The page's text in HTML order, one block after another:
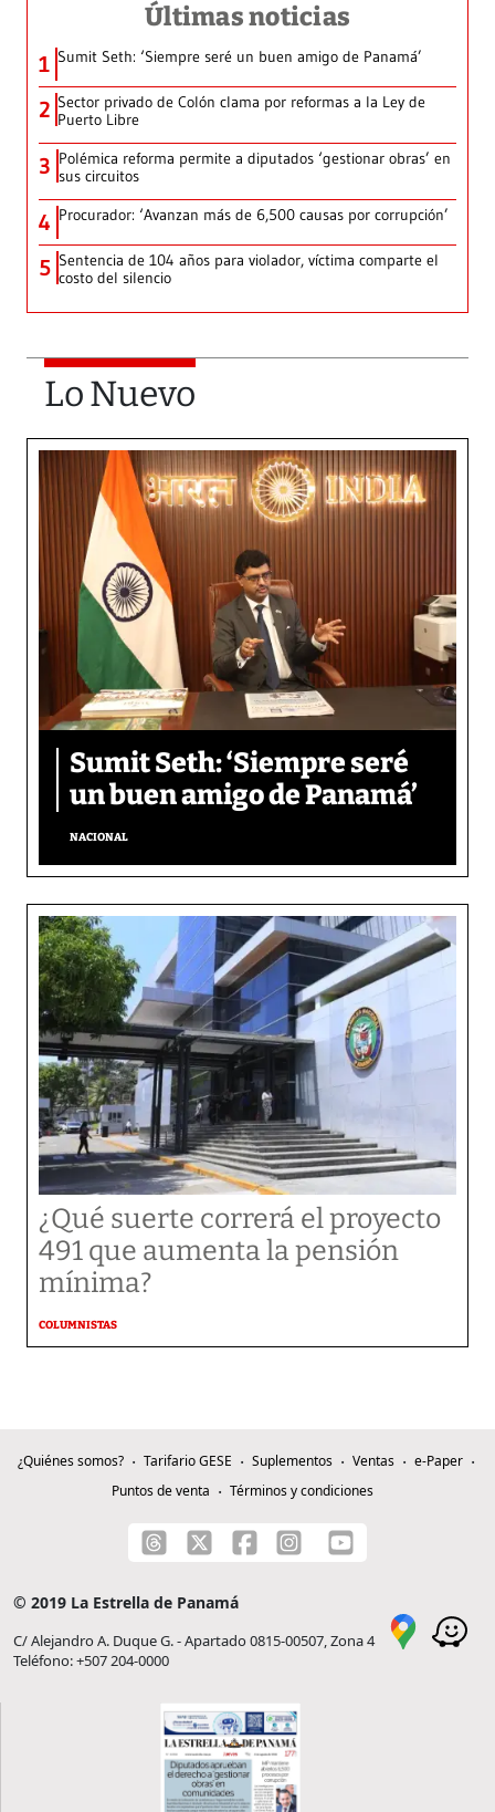
Últimas noticias
1 Sumit Seth: ‘Siempre seré un buen amigo de Panamá’
2 Sector privado de Colón clama por reformas a la Ley de
Puerto Libre
3 Polémica reforma permite a diputados ‘gestionar obras’ en
sus circuitos
4 Procurador: ‘Avanzan más de 6,500 causas por corrupción’
5 Sentencia de 104 años para violador, víctima comparte el
costo del silencio
Lo Nuevo
Sumit Seth: ‘Siempre seré
un buen amigo de Panamá’
NACIONAL
¿Qué suerte correrá el proyecto
491 que aumenta la pensión
mínima?
COLUMNISTAS
¿Quiénes somos? Tarifario GESE Suplementos Ventas
e-Paper
Puntos de venta
Términos y condiciones
© 2019 La Estrella de Panamá
C/ Alejandro A. Duque G. - Apartado 0815-00507, Zona 4
Teléfono: +507 204-0000